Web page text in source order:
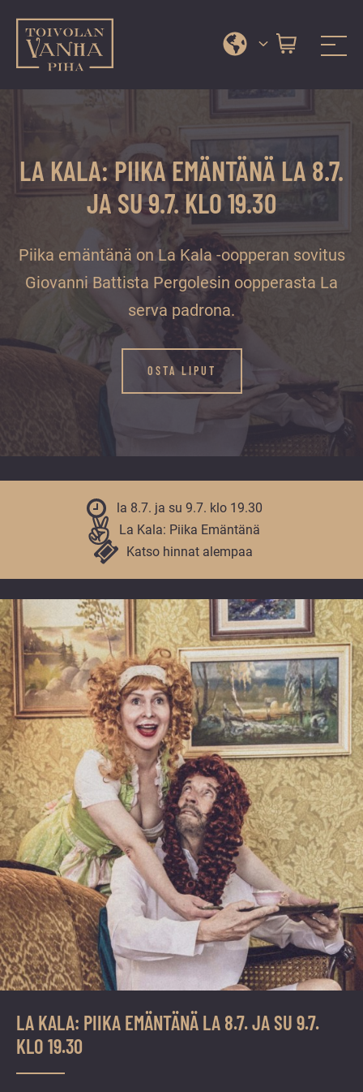
Toivolan vanha piha
palvelut
ja
kiireettömiä
ympäri
LA KALA: PIIKA EMÄNTÄNÄ LA 8.7.
JA SU 9.7. KLO 19.30
Piika emäntänä on La Kala -oopperan sovitus
Giovanni Battista Pergolesin oopperasta La
serva padrona.
OSTA LIPUT
la 8.7. ja su 9.7. klo 19.30
La Kala: Piika Emäntänä
Katso hinnat alempaa
LA KALA: PIIKA EMÄNTÄNÄ LA 8.7. JA SU 9.7.
KLO 19.30